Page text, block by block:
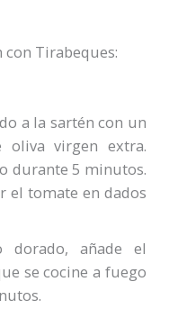
con Tirabeques:
a la sartén con un
oliva virgen extra.
durante 5 minutos.
el tomate en dados
dorado, añade el
se cocine a fuego